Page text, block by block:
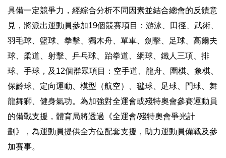
具備一定競爭力，經綜合分析不同因素並結合總會的反饋意
見，將派出運動員參加19個競賽項目：游泳、田徑、武術、
羽毛球、籃球、拳擊、獨木舟、單車、劍擊、足球、高爾夫
球、柔道、射擊、乒乓球、跆拳道、網球、鐵人三項、排
球、手球，及12個群眾項目：空手道、龍舟、圍棋、象棋、
保齡球、定向運動、模型（航空）、毽球、足球、門球、舞
龍舞獅、健身氣功。為加強對全運會或殘特奧會參賽運動員
的備戰支援，體育局將透過《全運會/殘特奧會爭光計
劃》，為運動員提供全方位配套支援，助力運動員備戰及參
加賽事。